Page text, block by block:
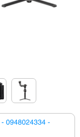
- 0948024334 -